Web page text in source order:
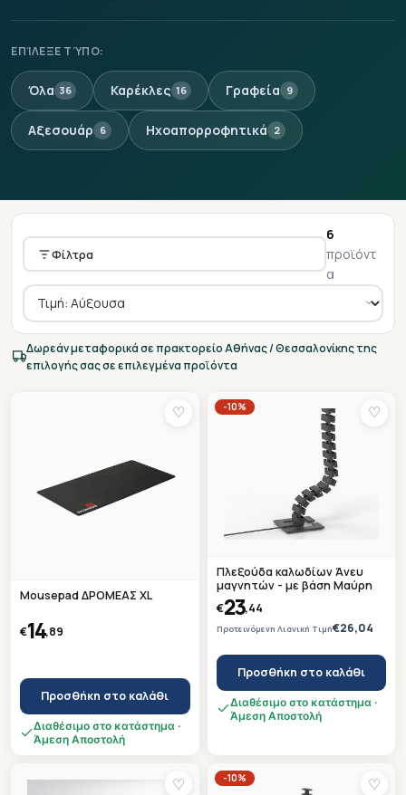
ΕΠΊΛΕΞΕ ΤΎΠΟ:
Όλα 36 Καρέκλες 16 Γραφεία 9
Αξεσουάρ 6 Ηχοαπορροφητικά 2
Φίλτρα
6
προϊόντ
α
Δωρεάν μεταφορικά σε πρακτορείο Αθήνας / Θεσσαλονίκης της
επιλογής σας σε επιλεγμένα προϊόντα
♡
Mousepad ΔΡΟΜΕΑΣ XL
€14,89
Προσθήκη στο καλάθι
Διαθέσιμο στο κατάστημα ·
Άμεση Αποστολή
-10% ♡
Πλεξούδα καλωδίων Άνευ
μαγνητών - με βάση Μαύρη
€23,44
Προτεινόμενη Λιανική Τιμή€26,04
Προσθήκη στο καλάθι
Διαθέσιμο στο κατάστημα ·
Άμεση Αποστολή
♡ -10% ♡